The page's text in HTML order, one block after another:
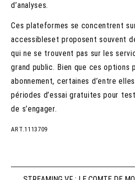
d’analyses.
Ces plateformes se concentrent
accessibleset proposent souvent
qui ne se trouvent pas sur les
grand public. Bien que ces options
abonnement, certaines d’entre
périodes d’essai gratuites pour
de s’engager.
ART.1113709